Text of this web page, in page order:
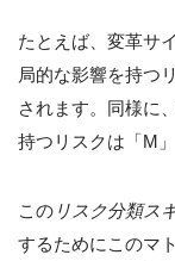
たとえば、変革サ
局的な影響を持つ
されます。同様に
持つリスクは「M
この リスク分類ス
するためにこのマ